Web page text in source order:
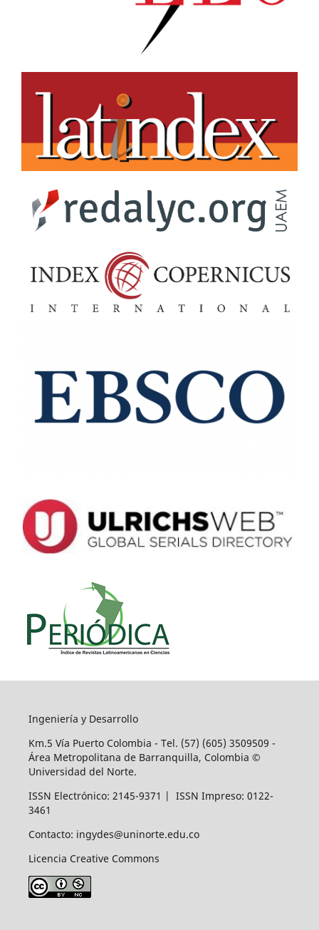
Ingeniería y Desarrollo
Km.5 Vía Puerto Colombia - Tel. (57) (605) 3509509 -
Área Metropolitana de Barranquilla, Colombia ©
Universidad del Norte.
ISSN Electrónico: 2145-9371 | ISSN Impreso: 0122-
3461
Contacto: ingydes@uninorte.edu.co
Licencia Creative Commons